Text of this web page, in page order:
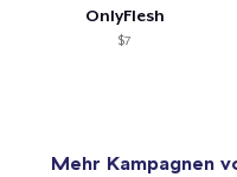
OnlyFlesh
$7
Mehr Kampagnen